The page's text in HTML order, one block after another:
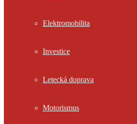
Elektromobilita
Investice
Letecká doprava
Motorismus